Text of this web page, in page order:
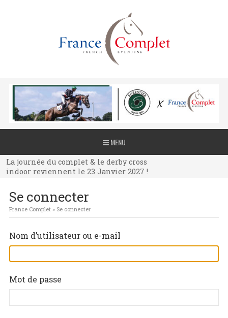
MENU
La journée du complet & le derby cross
indoor reviennent le 23 Janvier 2027 !
La journée du complet & le derby cross
indoor reviennent le 23 Janvier 2027 !
indoor reviennent le 23 Janvier 2027 !
Se connecter
France Complet» Se connecter
Nom d’utilisateur ou e-mail
Mot de passe